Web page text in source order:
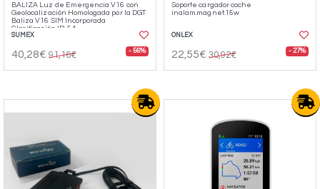
BALIZA Luz de Emergencia V16 con
Geolocalización Homologada por la DGT
Baliza V16 SIM Incorporada
Clasificación IP-54
SUMEX
40,28€ 91,16€ - 56%
Soporte cargador coche
inalam.magnet.15w
ONLEX
22,55€ 30,92€ - 27%